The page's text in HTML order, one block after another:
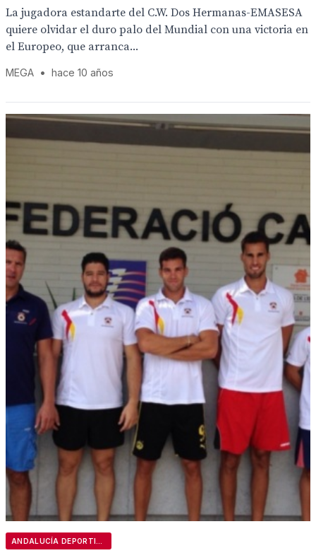
La jugadora estandarte del C.W. Dos Hermanas-EMASESA
quiere olvidar el duro palo del Mundial con una victoria en
el Europeo, que arranca...
MEGA • hace 10 años